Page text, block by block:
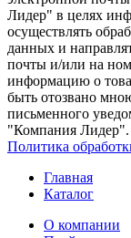
Лидер" в целях
осуществлять
данных и
почты и/или на
информацию о
быть отозвано
письменного
"Компания Лидер".
Политика
Главная
Каталог
О компании